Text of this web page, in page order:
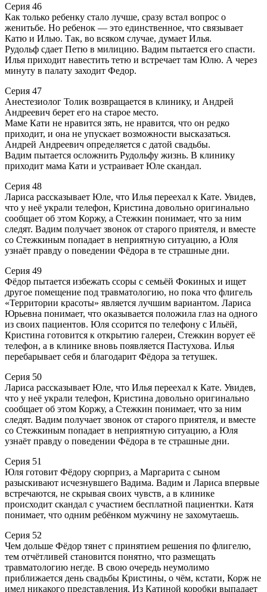
Серия 46
Как только ребенку стало лучше, сразу встал вопрос о
женитьбе. Но ребенок — это единственное, что связывает
Катю и Илью. Так, во всяком случае, думает Илья.
Рудольф сдает Петю в милицию. Вадим пытается его спасти.
Илья приходит навестить тетю и встречает там Юлю. А через
минуту в палату заходит Федор.
Серия 47
Анестезиолог Толик возвращается в клинику, и Андрей
Андреевич берет его на старое место.
Маме Кати не нравится зять, не нравится, что он редко
приходит, и она не упускает возможности высказаться.
Андрей Андреевич определяется с датой свадьбы.
Вадим пытается осложнить Рудольфу жизнь. В клинику
приходит мама Кати и устраивает Юле скандал.
Серия 48
Лариса рассказывает Юле, что Илья переехал к Кате. Увидев,
что у неё украли телефон, Кристина довольно оригинально
сообщает об этом Коржу, а Стежкин понимает, что за ним
следят. Вадим получает звонок от старого приятеля, и вместе
со Стежкиным попадает в неприятную ситуацию, а Юля
узнаёт правду о поведении Фёдора в те страшные дни.
Серия 49
Фёдор пытается избежать ссоры с семьёй Фокиных и ищет
другое помещение под травматологию, но пока что флигель
«Территории красоты» является лучшим вариантом. Лариса
Юрьевна понимает, что оказывается положила глаз на одного
из своих пациентов. Юля ссорится по телефону с Ильёй,
Кристина готовится к открытию галереи, Стежкин ворует её
телефон, а в клинике вновь появляется Пастухова. Илья
перебарывает себя и благодарит Фёдора за тетушек.
Серия 50
Лариса рассказывает Юле, что Илья переехал к Кате. Увидев,
что у неё украли телефон, Кристина довольно оригинально
сообщает об этом Коржу, а Стежкин понимает, что за ним
следят. Вадим получает звонок от старого приятеля, и вместе
со Стежкиным попадает в неприятную ситуацию, а Юля
узнаёт правду о поведении Фёдора в те страшные дни.
Серия 51
Юля готовит Фёдору сюрприз, а Маргарита с сыном
разыскивают исчезнувшего Вадима. Вадим и Лариса впервые
встречаются, не скрывая своих чувств, а в клинике
происходит скандал с участием бесплатной пациентки. Катя
понимает, что одним ребёнком мужчину не захомутаешь.
Серия 52
Чем дольше Фёдор тянет с принятием решения по флигелю,
тем отчётливей становится понятно, что размещать
травматологию негде. В свою очередь неумолимо
приближается день свадьбы Кристины, о чём, кстати, Корж не
имел никакого представления. Из Катиной коробки выпадает